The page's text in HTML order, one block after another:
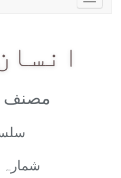
مصنف
شمارہ